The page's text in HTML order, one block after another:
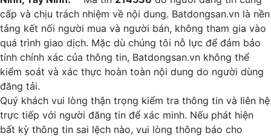
cấp và chịu trách nhiệm về nội dung. Batdongsan.vn là nền
tảng kết nối người mua và người bán, không tham gia vào
quá trình giao dịch. Mặc dù chúng tôi nỗ lực để đảm bảo
tính chính xác của thông tin, Batdongsan.vn không thể
kiểm soát và xác thực hoàn toàn nội dung do người dùng
đăng tải.
Quý khách vui lòng thận trọng kiểm tra thông tin và liên hệ
trực tiếp với người đăng tin để xác minh. Nếu phát hiện
bất kỳ thông tin sai lệch nào, vui lòng thông báo cho